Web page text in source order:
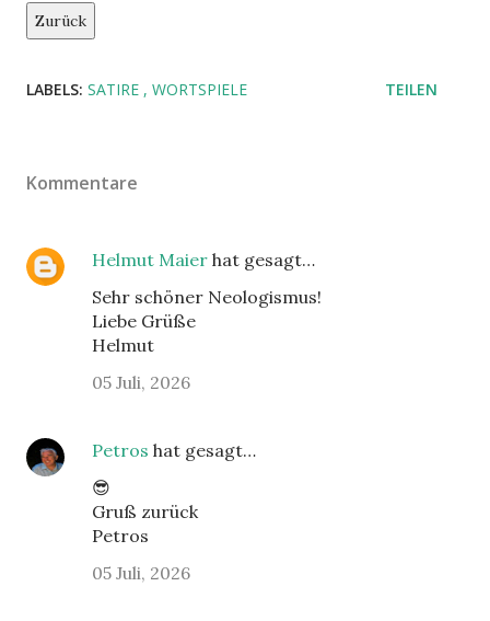
Zurück
LABELS: SATIRE WORTSPIELE TEILEN
Kommentare
Helmut Maier hat gesagt…
Sehr schöner Neologismus!
Liebe Grüße
Helmut
05 Juli, 2026
Petros hat gesagt…
😎
Gruß zurück
Petros
05 Juli, 2026